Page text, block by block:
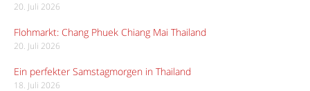
20. Juli 2026
Flohmarkt: Chang Phuek Chiang Mai Thailand
20. Juli 2026
Ein perfekter Samstagmorgen in Thailand
18. Juli 2026